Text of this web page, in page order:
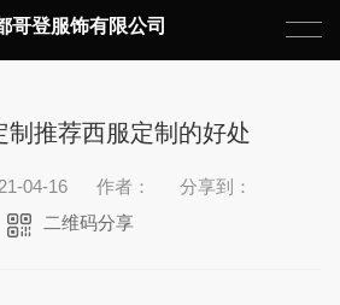
哥登服饰有限公司
制推荐西服定制的好处
04-16 作者：
分享到：
二维码分享